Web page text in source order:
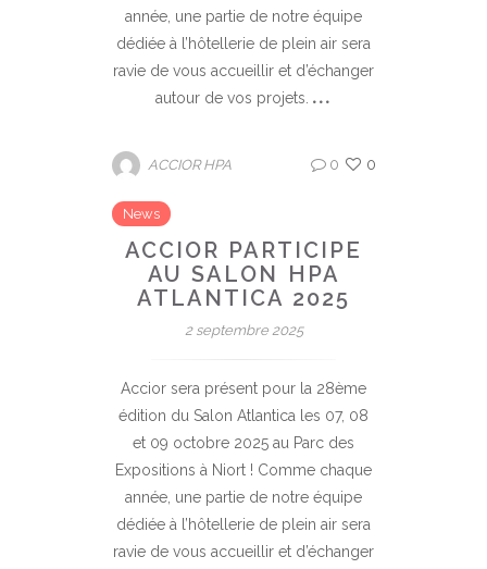
année, une partie de notre équipe
dédiée à l’hôtellerie de plein air sera
ravie de vous accueillir et d’échanger
autour de vos projets.
ACCIOR HPA 0
0
News
ACCIOR PARTICIPE
AU SALON HPA
ATLANTICA 2025
2 septembre 2025
Accior sera présent pour la 28ème
édition du Salon Atlantica les 07, 08
et 09 octobre 2025 au Parc des
Expositions à Niort ! Comme chaque
année, une partie de notre équipe
dédiée à l’hôtellerie de plein air sera
ravie de vous accueillir et d’échanger